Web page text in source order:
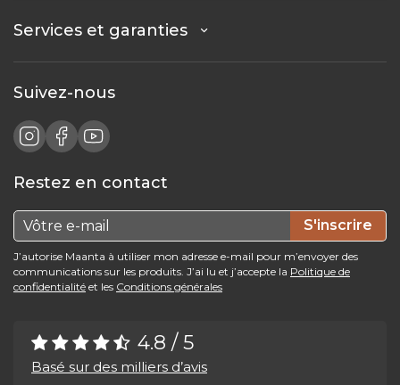
Services et garanties
Suivez-nous
Restez en contact
S'inscrire
J’autorise Maanta à utiliser mon adresse e-mail pour m’envoyer des
communications sur les produits. J’ai lu et j’accepte la Politique de
confidentialité et les Conditions générales
4.8 / 5
Basé sur des milliers d’avis